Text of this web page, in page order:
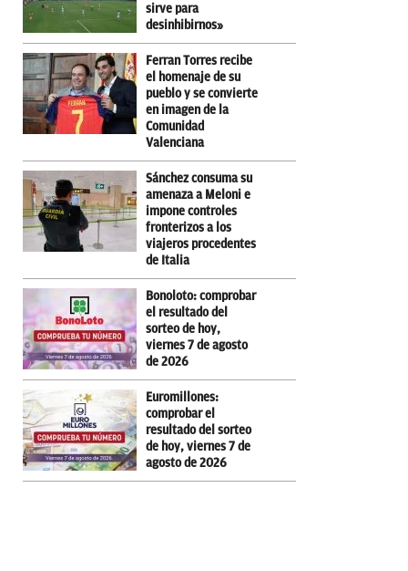
sirve para
desinhibirnos»
Ferran Torres recibe
el homenaje de su
pueblo y se convierte
en imagen de la
Comunidad
Valenciana
Sánchez consuma su
amenaza a Meloni e
impone controles
fronterizos a los
viajeros procedentes
de Italia
Bonoloto: comprobar
el resultado del
sorteo de hoy,
viernes 7 de agosto
de 2026
Euromillones:
comprobar el
resultado del sorteo
de hoy, viernes 7 de
agosto de 2026